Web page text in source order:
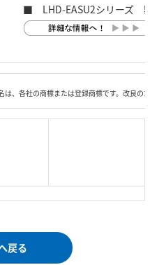
■ LHD-EASU2シリーズ
は、各社の商標または登録商標です。改良のた
戻る